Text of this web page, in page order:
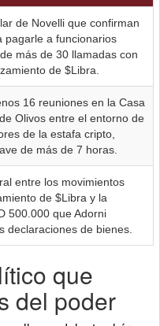
de Novelli que confirman
pagarle a funcionarios
más de 30 llamadas con
de $Libra.
16 reuniones en la Casa
Olivos entre el entorno de
de la estafa cripto,
de más de 7 horas.
entre los movimientos
de $Libra y la
500.000 que Adorni
declaraciones de bienes.
que
del poder